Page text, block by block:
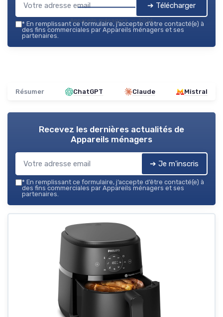
Appareils ménagers — 2026
➔ Télécharger
* En remplissant ce formulaire, j’accepte d’être contacté(e) à
des fins commerciales par Appareils ménagers et ses
partenaires.
Résumer ChatGPT Claude Mistral
Recevez les dernières actualités de
Appareils ménagers
➔ Je m'inscris
* En remplissant ce formulaire, j’accepte d’être contacté(e) à
des fins commerciales par Appareils ménagers et ses
partenaires.